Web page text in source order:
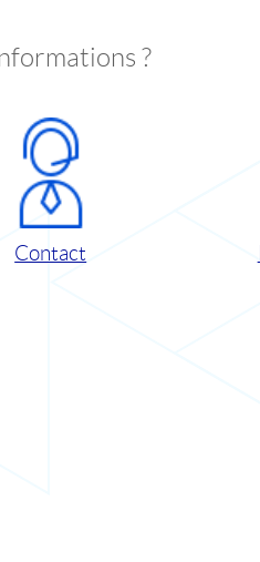
?
Contact